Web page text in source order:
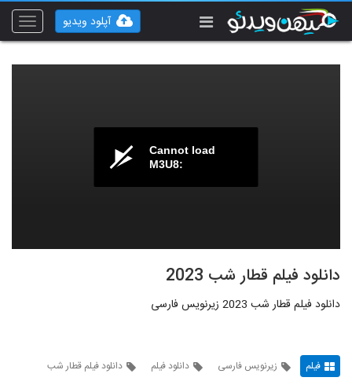
Toggle
آپلود ویدیو
Cannot load
M3U8:
دانلود فیلم قطار شب 2023
دانلود فیلم قطار شب 2023 زیرنویس فارسی
فیلم زیرنویس فارسی دانلود فیلم دانلود فیلم قطار شب